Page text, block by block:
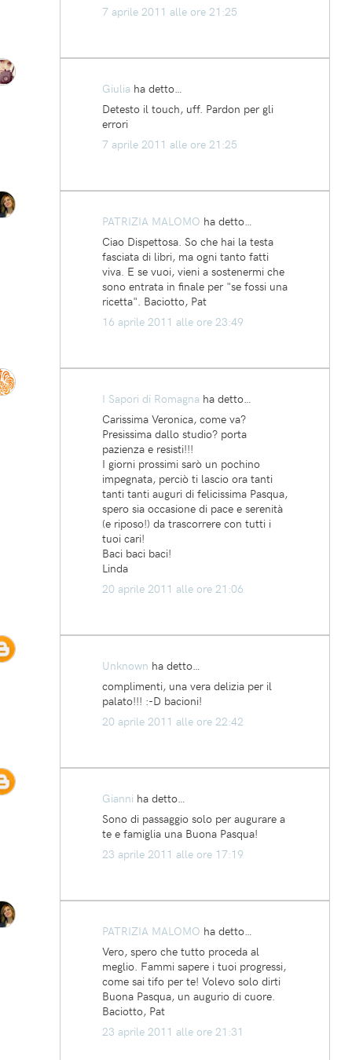
7 aprile 2011 alle ore 21:25
Giulia ha detto…
Detesto il touch, uff. Pardon per gli
errori
7 aprile 2011 alle ore 21:25
PATRIZIA MALOMO ha detto…
Ciao Dispettosa. So che hai la testa
fasciata di libri, ma ogni tanto fatti
viva. E se vuoi, vieni a sostenermi che
sono entrata in finale per "se fossi una
ricetta". Baciotto, Pat
16 aprile 2011 alle ore 23:49
I Sapori di Romagna ha detto…
Carissima Veronica, come va?
Presissima dallo studio? porta
pazienza e resisti!!!
I giorni prossimi sarò un pochino
impegnata, perciò ti lascio ora tanti
tanti tanti auguri di felicissima Pasqua,
spero sia occasione di pace e serenità
(e riposo!) da trascorrere con tutti i
tuoi cari!
Baci baci baci!
Linda
20 aprile 2011 alle ore 21:06
Unknown ha detto…
complimenti, una vera delizia per il
palato!!! :-D bacioni!
20 aprile 2011 alle ore 22:42
Gianni ha detto…
Sono di passaggio solo per augurare a
te e famiglia una Buona Pasqua!
23 aprile 2011 alle ore 17:19
PATRIZIA MALOMO ha detto…
Vero, spero che tutto proceda al
meglio. Fammi sapere i tuoi progressi,
come sai tifo per te! Volevo solo dirti
Buona Pasqua, un augurio di cuore.
Baciotto, Pat
23 aprile 2011 alle ore 21:31